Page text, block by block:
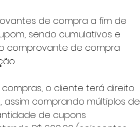
sendo cumulativos e
comprovante de compra
assim comprando múltiplos de
de cupons